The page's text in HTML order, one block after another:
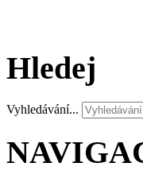
Hledej
Vyhledávání...